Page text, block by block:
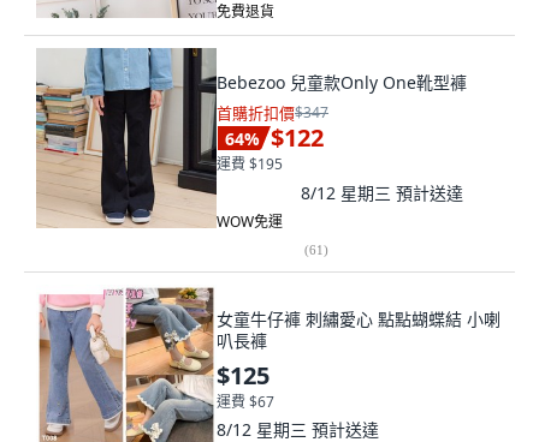
免費退貨
Bebezoo 兒童款Only One靴型褲
首購折扣價$347
64% $122
運費 $195
8/12 星期三 預計送達
WOW免運
(61)
女童牛仔褲 刺繡愛心 點點蝴蝶結 小喇
叭長褲
$125
運費 $67
8/12 星期三 預計送達